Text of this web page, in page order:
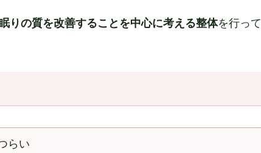
りの質を改善することを中心に考える整体を行って
らい